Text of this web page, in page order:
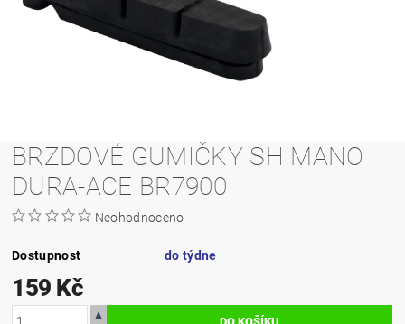
BRZDOVÉ GUMIČKY SHIMANO
DURA-ACE BR7900
Neohodnoceno
Dostupnost do týdne
159 Kč